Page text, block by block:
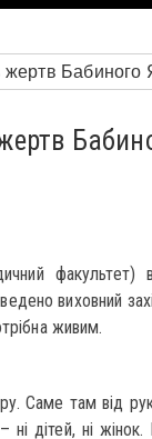
факультет)
виховний
живим.
Саме там від
ні дітей, ні